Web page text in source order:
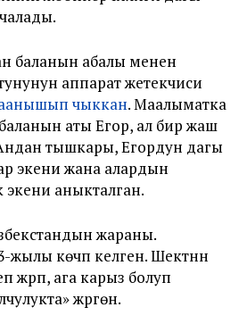
баланын абалы менен
аппарат жетекчиси
чыккан. Маалыматка
аты Егор, ал бир жаш
тышкары, Егордун дагы
экени жана алардын
аныкталган.
жараны.
көчүп келген. Шектүүнүн
ага карыз болуп
жүргөн.